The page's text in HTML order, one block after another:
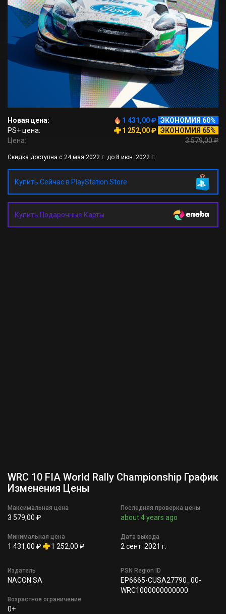
Новая цена: 1 431,00 ₽ ЭКОНОМИЯ 60%
PS+ цена:
1 252,00 ₽ ЭКОНОМИЯ 65%
Цена:
3 579,00 ₽
Скидка доступна с 24 мая 2022 г. до 8 июн. 2022 г.
Купить Сейчас в PlayStation Store
Купить Подарочные Карты
WRC 10 FIA World Rally Championship График
Изменения Цены
Максимальная цена
3 579,00 ₽
Минимальная цена
1 431,00 ₽ 1 252,00 ₽
Последняя проверка цены
about 4 years ago
Дата выхода
2 сент. 2021 г.
Издатель
NACON SA
Возрастное ограничение
0+
PSN Region ID
EP6665-CUSA27790_00-
WRC1000000000000